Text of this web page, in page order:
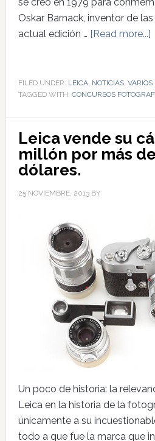
Oskar Barnack, inventor de
actual edición … [Read more...]
FILED UNDER: LEICA, NOTICIAS, VARIOS
TAGGED WITH: CONCURSOS
Leica vende su
millón por más
dólares.
25 NOVIEMBRE, 2013BY
Un poco de historia: la
Leica en la historia de la
únicamente a su
todo a que fue la marca que